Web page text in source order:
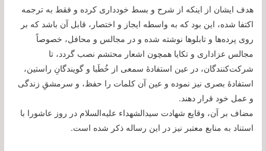
هدف ایشان از اینکه از شرح و بسط خودداری کرده و فقط به ترجمه
اکتفا شده، این بود كه به واسطه ايجاز و اختصار، قابل آن باشد كه بر
روى پرده‏‌ها و تابلوها نوشته شده و در مجالس و محافل، خصوصاً
مجالس عزاداری و تکایا همچون اشعار محتشم نصب گردد، تا
شرکت‌کنندگان، در عین استفادۀ سمعی از خُطَبا و گویندگانِ راستین،
استفادۀ بصری نیز نموده و عین آن کلمات را حفظ، و سرمشقِ زندگی
و عمل خود قرار دهند.
مضاف بر آن، وقایع شهادت سیدالشهداء علیه‌السلام در روز عاشورا با
استناد به منابع معتبر نیز در این رساله ذکر شده است.